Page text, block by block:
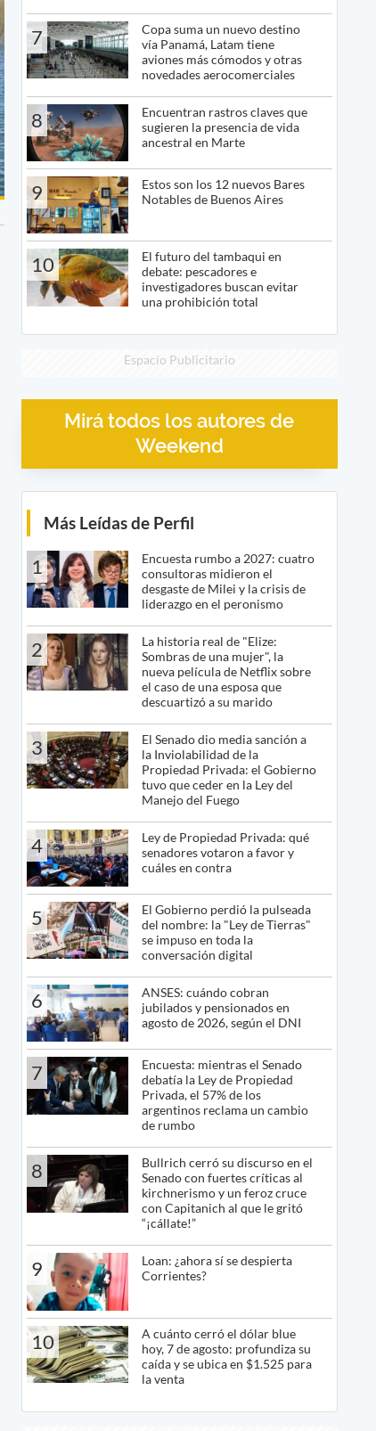
7
Copa suma un nuevo destino
vía Panamá, Latam tiene
aviones más cómodos y otras
novedades aerocomerciales
8
Encuentran rastros claves que
sugieren la presencia de vida
ancestral en Marte
9
Estos son los 12 nuevos Bares
Notables de Buenos Aires
10
El futuro del tambaqui en
debate: pescadores e
investigadores buscan evitar
una prohibición total
Espacio Publicitario
Mirá todos los autores de
Weekend
Más Leídas de Perfil
1
Encuesta rumbo a 2027: cuatro
consultoras midieron el
desgaste de Milei y la crisis de
liderazgo en el peronismo
2
La historia real de "Elize:
Sombras de una mujer", la
nueva película de Netflix sobre
el caso de una esposa que
descuartizó a su marido
3
El Senado dio media sanción a
la Inviolabilidad de la
Propiedad Privada: el Gobierno
tuvo que ceder en la Ley del
Manejo del Fuego
4
Ley de Propiedad Privada: qué
senadores votaron a favor y
cuáles en contra
5
El Gobierno perdió la pulseada
del nombre: la "Ley de Tierras"
se impuso en toda la
conversación digital
6
ANSES: cuándo cobran
jubilados y pensionados en
agosto de 2026, según el DNI
7
Encuesta: mientras el Senado
debatía la Ley de Propiedad
Privada, el 57% de los
argentinos reclama un cambio
de rumbo
8
Bullrich cerró su discurso en el
Senado con fuertes críticas al
kirchnerismo y un feroz cruce
con Capitanich al que le gritó
“¡cállate!”
9
Loan: ¿ahora sí se despierta
Corrientes?
10
A cuánto cerró el dólar blue
hoy, 7 de agosto: profundiza su
caída y se ubica en $1.525 para
la venta